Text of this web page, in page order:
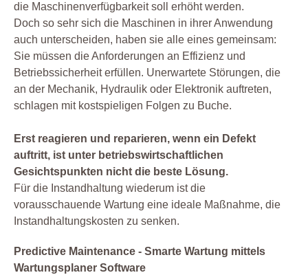
die Maschinenverfügbarkeit soll erhöht werden.
Doch so sehr sich die Maschinen in ihrer Anwendung
auch unterscheiden, haben sie alle eines gemeinsam:
Sie müssen die Anforderungen an Effizienz und
Betriebssicherheit erfüllen. Unerwartete Störungen, die
an der Mechanik, Hydraulik oder Elektronik auftreten,
schlagen mit kostspieligen Folgen zu Buche.
Erst reagieren und reparieren, wenn ein Defekt
auftritt, ist unter betriebswirtschaftlichen
Gesichtspunkten nicht die beste Lösung.
Für die Instandhaltung wiederum ist die
vorausschauende Wartung eine ideale Maßnahme, die
Instandhaltungskosten zu senken.
Predictive Maintenance - Smarte Wartung mittels
Wartungsplaner Software